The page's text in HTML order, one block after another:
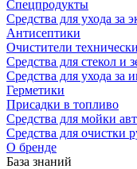
Спецпродукты
Средства для ухода за
Антисептики
Очистители
Средства для стекол и
Средства для ухода за
Герметики
Присадки в топливо
Средства для мойки
Средства для очистки
О бренде
База знаний